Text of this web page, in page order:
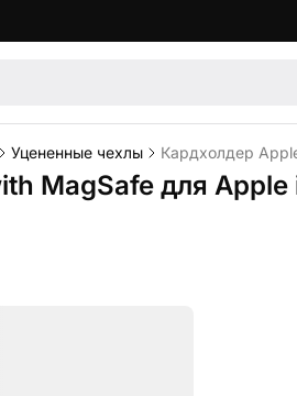
Уцененные чехлы Кардхолдер
MagSafe для